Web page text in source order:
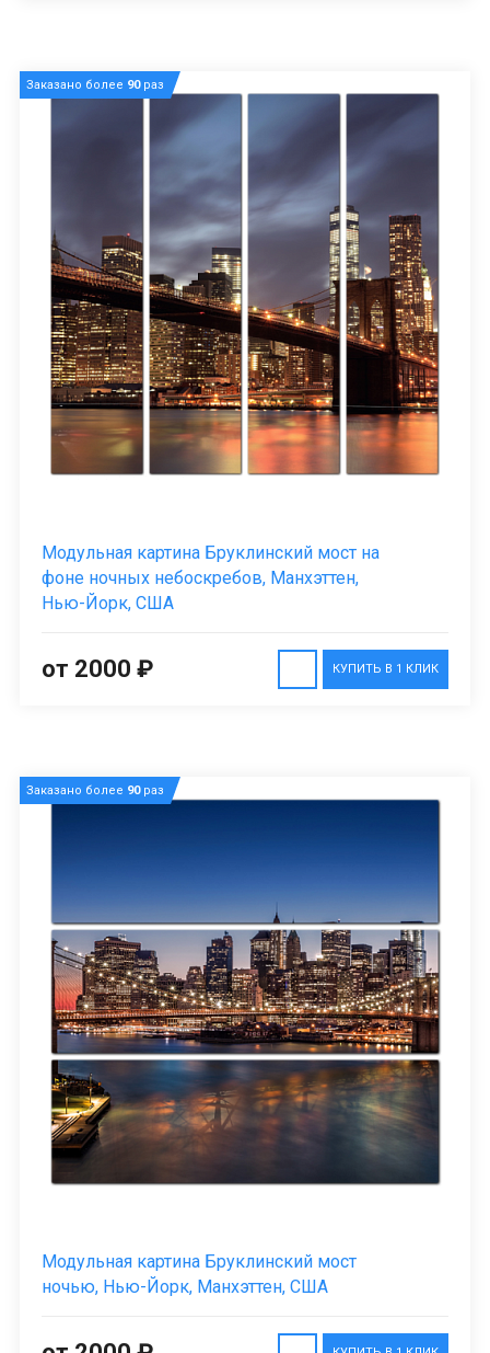
Заказано более 90раз
Модульная картина Бруклинский мост на
фоне ночных небоскребов, Манхэттен,
Нью-Йорк, США
КУПИТЬ В 1 КЛИК
от 2000 ₽
Заказано более 90раз
Модульная картина Бруклинский мост
ночью, Нью-Йорк, Манхэттен, США